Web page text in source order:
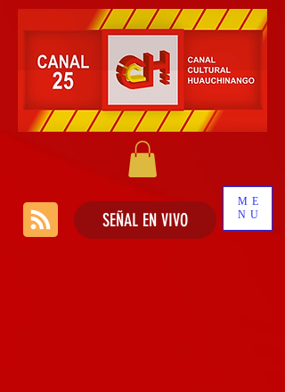
ME
NU
SEÑAL EN VIVO